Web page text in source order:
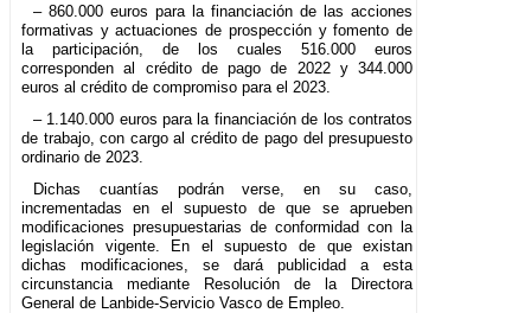
– 860.000 euros para la financiación de las acciones
formativas y actuaciones de prospección y fomento de
la participación, de los cuales 516.000 euros
corresponden al crédito de pago de 2022 y 344.000
euros al crédito de compromiso para el 2023.
– 1.140.000 euros para la financiación de los contratos
de trabajo, con cargo al crédito de pago del presupuesto
ordinario de 2023.
Dichas cuantías podrán verse, en su caso,
incrementadas en el supuesto de que se aprueben
modificaciones presupuestarias de conformidad con la
legislación vigente. En el supuesto de que existan
dichas modificaciones, se dará publicidad a esta
circunstancia mediante Resolución de la Directora
General de Lanbide-Servicio Vasco de Empleo.